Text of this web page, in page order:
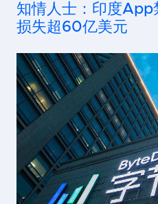
知情人士：印度App
损失超60亿美元